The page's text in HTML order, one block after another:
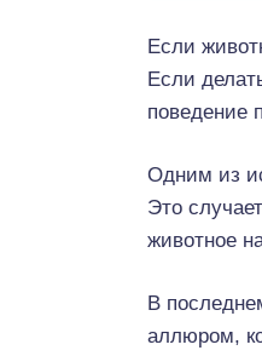
Если
Если
поведение
Одним из
Это
животное
В
аллюром,